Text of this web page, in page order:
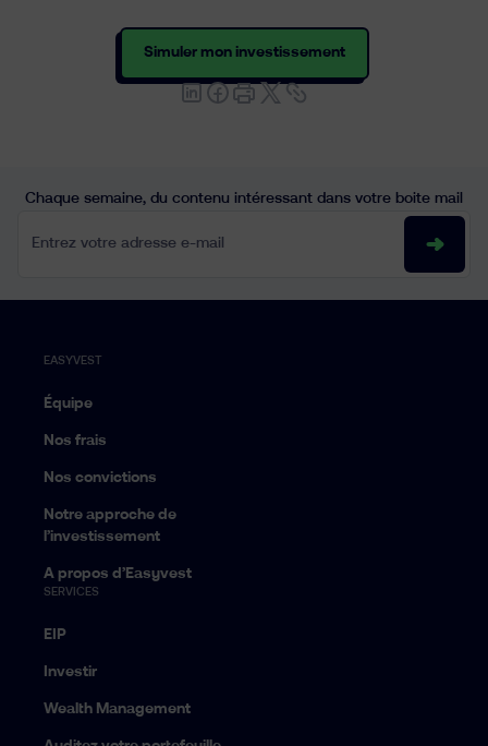
Simuler mon investissement
Chaque semaine, du contenu intéressant dans votre boite mail
EASYVEST
Équipe
Nos frais
Nos convictions
Notre approche de
l’investissement
A propos d’Easyvest
SERVICES
EIP
Investir
Wealth Management